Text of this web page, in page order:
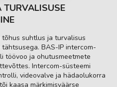
TURVALISUSE
suhtlus ja turvalisus
BAS-IP intercom-
töövoo ja ohutusmeetmete
Intercom-süsteemi
videovalve ja hädaolukorra
kaasa märkimisväärse